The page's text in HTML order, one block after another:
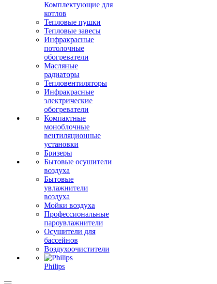
Комплектующие для
котлов
Тепловые пушки
Тепловые завесы
Инфракрасные
потолочные
обогреватели
Масляные
радиаторы
Тепловентиляторы
Инфракрасные
электрические
обогреватели
Компактные
моноблочные
вентиляционные
установки
Бризеры
Бытовые осушители
воздуха
Бытовые
увлажнители
воздуха
Мойки воздуха
Профессиональные
пароувлажнители
Осушители для
бассейнов
Воздухоочистители
Philips